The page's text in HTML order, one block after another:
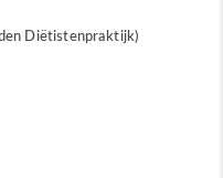
Diëtistenpraktijk)